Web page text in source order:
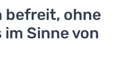
befreit, ohne
Sinne von